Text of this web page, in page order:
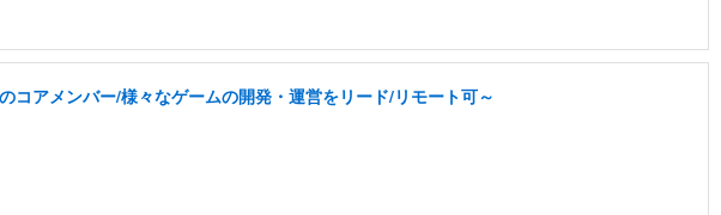
アメンバー/様々なゲームの開発・運営をリード/リモート可～